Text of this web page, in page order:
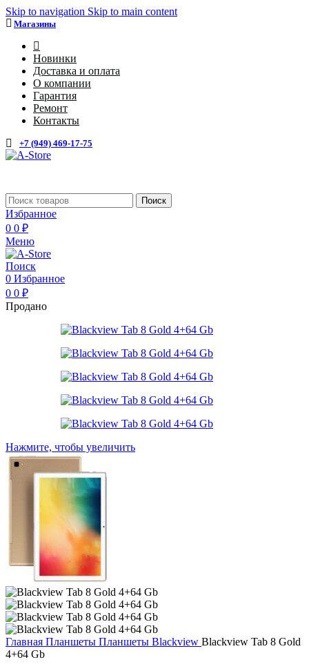
Skip to navigation Skip to main content
Магазины
Новинки
Доставка и оплата
О компании
Гарантия
Ремонт
Контакты
+7 (949) 469-17-75
Поиск
Избранное
0 0 ₽
Меню
Поиск
0 Избранное
0 0 ₽
Продано
Нажмите, чтобы увеличить
Главная Планшеты Планшеты Blackview Blackview Tab 8 Gold
4+64 Gb